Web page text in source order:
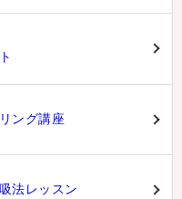
ング講座
法レッスン